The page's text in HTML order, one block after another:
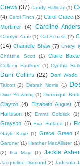
Crews (37) Candy Halliday (1)
(4) Carol Finch (1) Carol Grace
Mortimer
(4) Caroline
Carolyn Zane (1) Cat Schield (2)
(14) Chantelle Shaw (7) Cheryl
Christine Scott
(1) Claire
Colleen Faulkner (1) Cynthia
Dani Collins (22) Dani Wade
Talcott (2) Debrah Morris (1)
Dixie Browning (1) Dominique
Clayton (4) Elizabeth August (3)
Harbison (6) Emma Goldrick (1)
Grayson (6) Eva Rutland (1)
Gayle Kaye (1) Grace Green
Gardner (1) Heather MacAllister (1)
(2)
Ilsa Mayr (1) Jackie
Jacqueline Diamond (2) Jadesola